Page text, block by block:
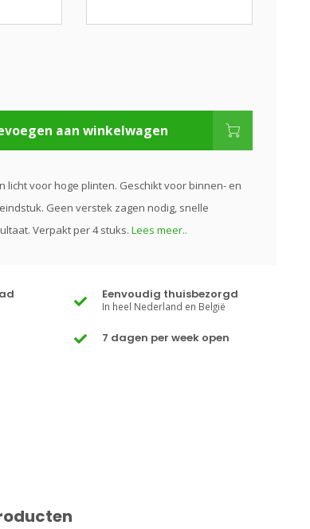
aan winkelwagen
licht voor hoge plinten. Geschikt voor binnen- en
Geen verstek zagen nodig, snelle
Verpakt per 4 stuks. Lees meer..
Eenvoudig thuisbezorgd
In heel Nederland en België
7 dagen per week open